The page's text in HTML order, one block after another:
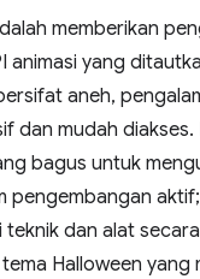
memberikan
animasi yang
aneh,
dan mudah diakses.
bagus untuk
pengembangan
dan alat
Halloween yang